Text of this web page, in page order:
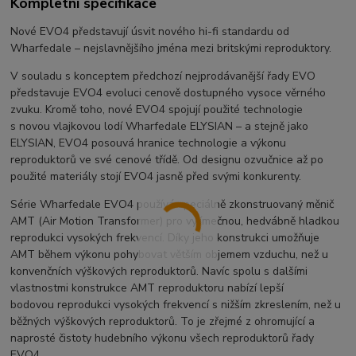
Nové EVO4 představují úsvit nového hi-fi standardu od
Wharfedale – nejslavnějšího jména mezi britskými reproduktory.
V souladu s konceptem předchozí nejprodávanější řady EVO
představuje EVO4 evoluci cenově dostupného vysoce věrného
zvuku. Kromě toho, nové EVO4 spojují použité technologie
s novou vlajkovou lodí Wharfedale ELYSIAN – a stejně jako
ELYSIAN, EVO4 posouvá hranice technologie a výkonu
reproduktorů ve své cenové třídě. Od designu ozvučnice až po
použité materiály stojí EVO4 jasně před svými konkurenty.
Série Wharfedale EVO4 používá speciálně zkonstruovaný měnič
AMT (Air Motion Transformer) pro vyjímečnou, hedvábně hladkou
reprodukci vysokých frekvencí. Díky jeho konstrukci umožňuje
AMT během výkonu pohybovat větším objemem vzduchu, než u
konvenčních výškových reproduktorů. Navíc spolu s dalšími
vlastnostmi konstrukce AMT reproduktoru nabízí lepší
bodovou reprodukci vysokých frekvencí s nižším zkreslením, než u
běžných výškových reproduktorů. To je zřejmé z ohromující a
naprosté čistoty hudebního výkonu všech reproduktorů řady